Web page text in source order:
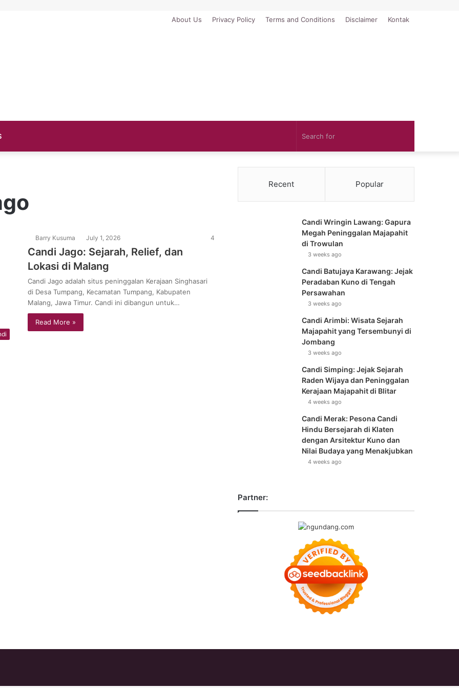
About Us Privacy Policy Terms and Conditions Disclaimer Kontak
for
Barry Kusuma July 1, 2026 4
Candi Jago: Sejarah, Relief, dan
Lokasi di Malang
Candi Jago adalah situs peninggalan Kerajaan Singhasari
di Desa Tumpang, Kecamatan Tumpang, Kabupaten
Malang, Jawa Timur. Candi ini dibangun untuk…
Read More »
Recent Popular
Candi Wringin Lawang: Gapura
Megah Peninggalan Majapahit
di Trowulan
3 weeks ago
Candi Batujaya Karawang: Jejak
Peradaban Kuno di Tengah
Persawahan
3 weeks ago
Candi Arimbi: Wisata Sejarah
Majapahit yang Tersembunyi di
Jombang
3 weeks ago
Candi Simping: Jejak Sejarah
Raden Wijaya dan Peninggalan
Kerajaan Majapahit di Blitar
4 weeks ago
Candi Merak: Pesona Candi
Hindu Bersejarah di Klaten
dengan Arsitektur Kuno dan
Nilai Budaya yang Menakjubkan
4 weeks ago
Partner: